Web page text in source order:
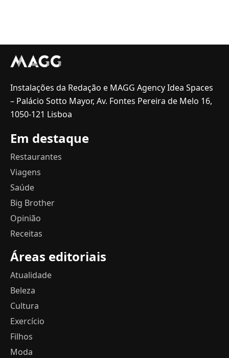
Instalações da Redação e MAGG Agency Idea Spaces
– Palácio Sotto Mayor, Av. Fontes Pereira de Melo 16,
1050-121 Lisboa
Em destaque
Restaurantes
Viagens
Saúde
Big Brother
Opinião
Receitas
Áreas editoriais
Atualidade
Beleza
Cultura
Exercício
Filhos
Moda